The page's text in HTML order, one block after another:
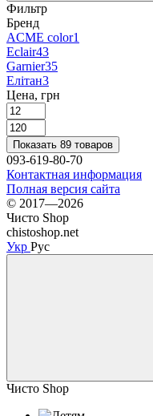
Фильтр
Бренд
ACME color1
Eclair43
Garnier35
Елітан3
Цена, грн
Показать 89 товаров
093-619-80-70
Контактная информация
Полная версия сайта
© 2017—2026
Чисто Shop
chistoshop.net
Укр Рус
Чисто Shop